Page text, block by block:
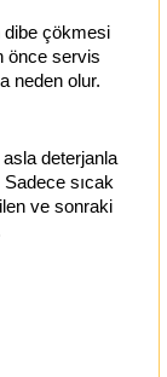
dibe çökmesi
önce servis
neden olur.
asla deterjanla
Sadece sıcak
ve sonraki